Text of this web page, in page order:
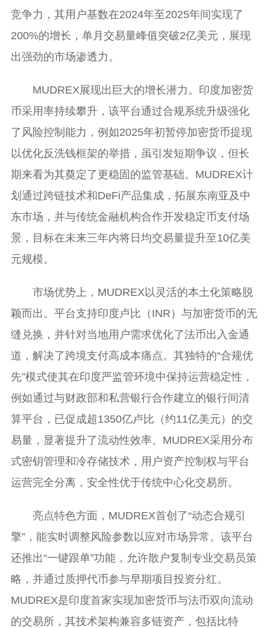
竞争力，其用户基数在2024年至2025年间实现了
200%的增长，单月交易量峰值突破2亿美元，展现
出强劲的市场渗透力。
MUDREX展现出巨大的增长潜力。印度加密货
币采用率持续攀升，该平台通过合规系统升级强化
了风险控制能力，例如2025年初暂停加密货币提现
以优化反洗钱框架的举措，虽引发短期争议，但长
期来看为其奠定了更稳固的监管基础。MUDREX计
划通过跨链技术和DeFi产品集成，拓展东南亚及中
东市场，并与传统金融机构合作开发稳定币支付场
景，目标在未来三年内将日均交易量提升至10亿美
元规模。
市场优势上，MUDREX以灵活的本土化策略脱
颖而出。平台支持印度卢比（INR）与加密货币的无
缝兑换，并针对当地用户需求优化了法币出入金通
道，解决了跨境支付高成本痛点。其独特的“合规优
先”模式使其在印度严监管环境中保持运营稳定性，
例如通过与财政部和私营银行合作建立的银行间清
算平台，已促成超1350亿卢比（约11亿美元）的交
易量，显著提升了流动性效率。MUDREX采用分布
式密钥管理和冷存储技术，用户资产控制权与平台
运营完全分离，安全性优于传统中心化交易所。
亮点特色方面，MUDREX首创了“动态合规引
擎”，能实时调整风险参数以应对市场异常。该平台
还推出“一键跟单”功能，允许散户复制专业交易员策
略，并通过质押代币参与早期项目投资分红。
MUDREX是印度首家实现加密货币与法币双向流动
的交易所，其技术架构兼容多链资产，包括比特